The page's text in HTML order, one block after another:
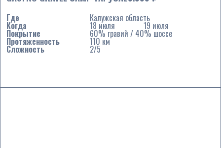
Где Калужская область
Когда 18 июля 19 июля
Покрытие 60% гравий / 40% шоссе
Протяженность 110 км
Сложность 2/5